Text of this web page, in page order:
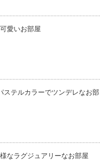
愛いお部屋
ステルカラーでツンデレなお部
なラグジュアリーなお部屋